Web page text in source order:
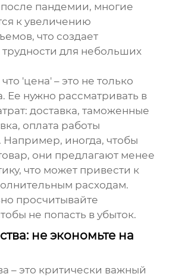
пандемии, многие
к увеличению
что создает
для небольших
'цена' – это не только
Ее нужно рассматривать в
доставка, таможенные
оплата работы
Например, иногда, чтобы
они предлагают менее
что может привести к
расходам.
просчитывайте
не попасть в убыток.
не экономьте на
– это критически важный